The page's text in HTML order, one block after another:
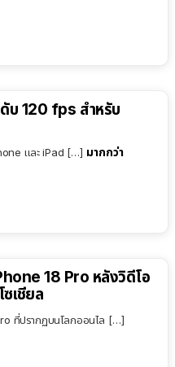
บ 120 fps สำหรับ
และ iPad […] มากกว่า
18 Pro หลังวิดีโอ
เชียล
ที่ปรากฏบนโลกออนไล […]